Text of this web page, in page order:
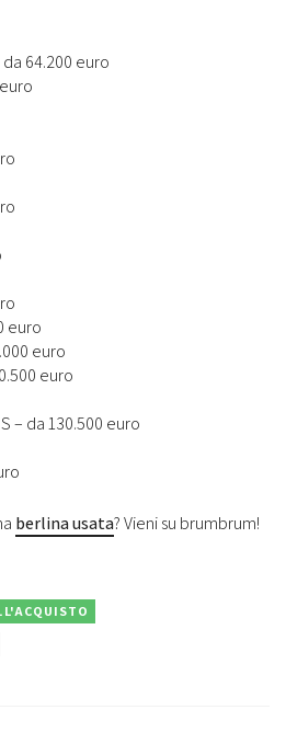
da 64.200 euro
euro
euro
euro
– da 130.500 euro
berlina usata? Vieni su brumbrum!